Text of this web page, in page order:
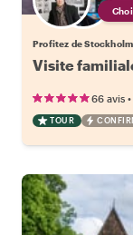
Profitez de
Visite
66 avis •
TOUR